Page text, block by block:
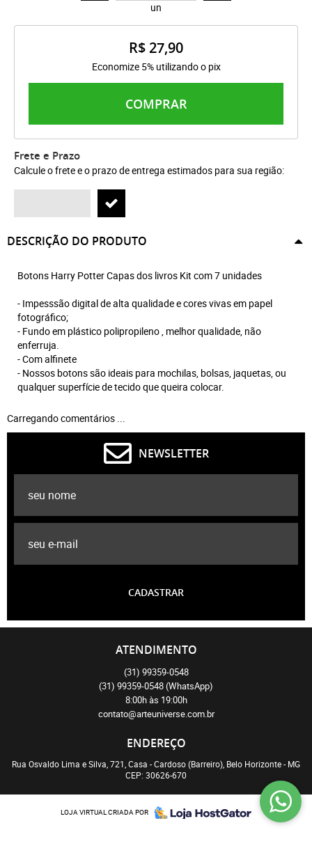
un
R$ 27,90
Economize 5% utilizando o pix
COMPRAR
Frete e Prazo
Calcule o frete e o prazo de entrega estimados para sua região:
DESCRIÇÃO DO PRODUTO
Botons Harry Potter Capas dos livros Kit com 7 unidades
- Impesssão digital de alta qualidade e cores vivas em papel
fotográfico;
- Fundo em plástico polipropileno , melhor qualidade, não
enferruja.
- Com alfinete
- Nossos botons são ideais para mochilas, bolsas, jaquetas, ou
qualquer superfície de tecido que queira colocar.
Carregando comentários ...
NEWSLETTER
CADASTRAR
ATENDIMENTO
(31) 99359-0548
(31) 99359-0548(WhatsApp)
8:00h às 19:00h
contato@arteuniverse.com.br
ENDEREÇO
Rua Osvaldo Lima e Silva, 721, Casa -Cardoso (Barreiro), Belo Horizonte- MG
CEP: 30626-670
LOJA VIRTUAL CRIADA POR